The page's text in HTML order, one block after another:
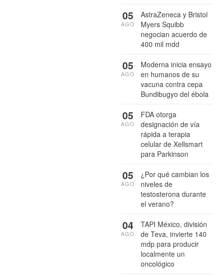
AstraZeneca y Bristol
Myers Squibb
negocian acuerdo de
400 mil mdd
05
AGO
Moderna inicia ensayo
en humanos de su
vacuna contra cepa
Bundibugyo del ébola
05
AGO
FDA otorga
designación de vía
rápida a terapia
celular de Xellsmart
para Parkinson
05
AGO
¿Por qué cambian los
niveles de
testosterona durante
el verano?
05
AGO
TAPI México, división
de Teva, invierte 140
mdp para producir
localmente un
oncológico
04
AGO